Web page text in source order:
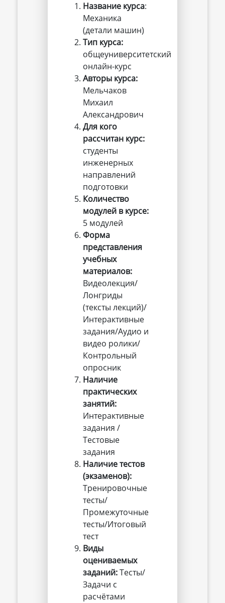
Название курса:
Механика
(детали машин)
Тип курса:
общеуниверситетский
онлайн-курс
Авторы курса:
Мельчаков
Михаил
Александрович
Для кого
рассчитан курс:
студенты
инженерных
направлений
подготовки
Количество
модулей в курсе:
5 модулей
Форма
представления
учебных
материалов:
Видеолекция/
Лонгриды
(тексты лекций)/
Интерактивные
задания/Аудио и
видео ролики/
Контрольный
опросник
Наличие
практических
занятий:
Интерактивные
задания /
Тестовые
задания
Наличие тестов
(экзаменов):
Тренировочные
тесты/
Промежуточные
тесты/Итоговый
тест
Виды
оцениваемых
заданий:Тесты/
Задачи с
расчётами